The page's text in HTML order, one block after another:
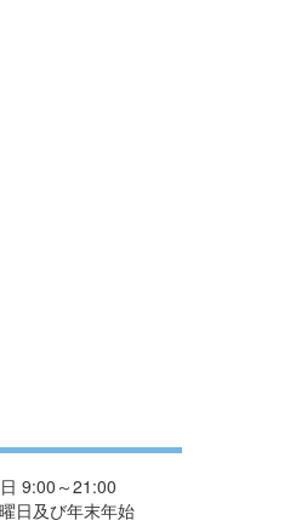
9:00～21:00
日及び年末年始